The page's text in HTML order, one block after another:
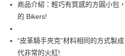
運送方式
全家取貨付款
每筆NT$60
商品介紹：輕巧有質感的方圓小包
的 Bikers!
“皮革騎手夾克”材料相同的方式製
代非常的火紅!